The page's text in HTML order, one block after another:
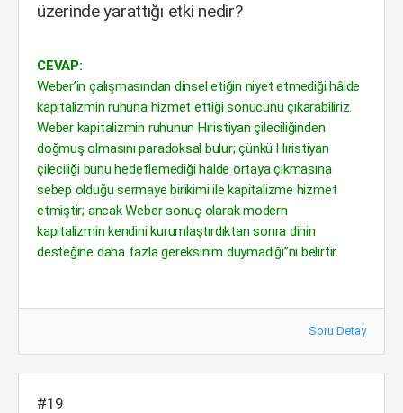
üzerinde yarattığı etki nedir?
CEVAP:
Weber’in çalışmasından dinsel etiğin niyet etmediği hâlde
kapitalizmin ruhuna hizmet ettiği sonucunu çıkarabiliriz.
Weber kapitalizmin ruhunun Hıristiyan çileciliğinden
doğmuş olmasını paradoksal bulur; çünkü Hıristiyan
çileciliği bunu hedeflemediği halde ortaya çıkmasına
sebep olduğu sermaye birikimi ile kapitalizme hizmet
etmiştir; ancak Weber sonuç olarak modern
kapitalizmin kendini kurumlaştırdıktan sonra dinin
desteğine daha fazla gereksinim duymadığı”nı belirtir.
Soru Detay
#19